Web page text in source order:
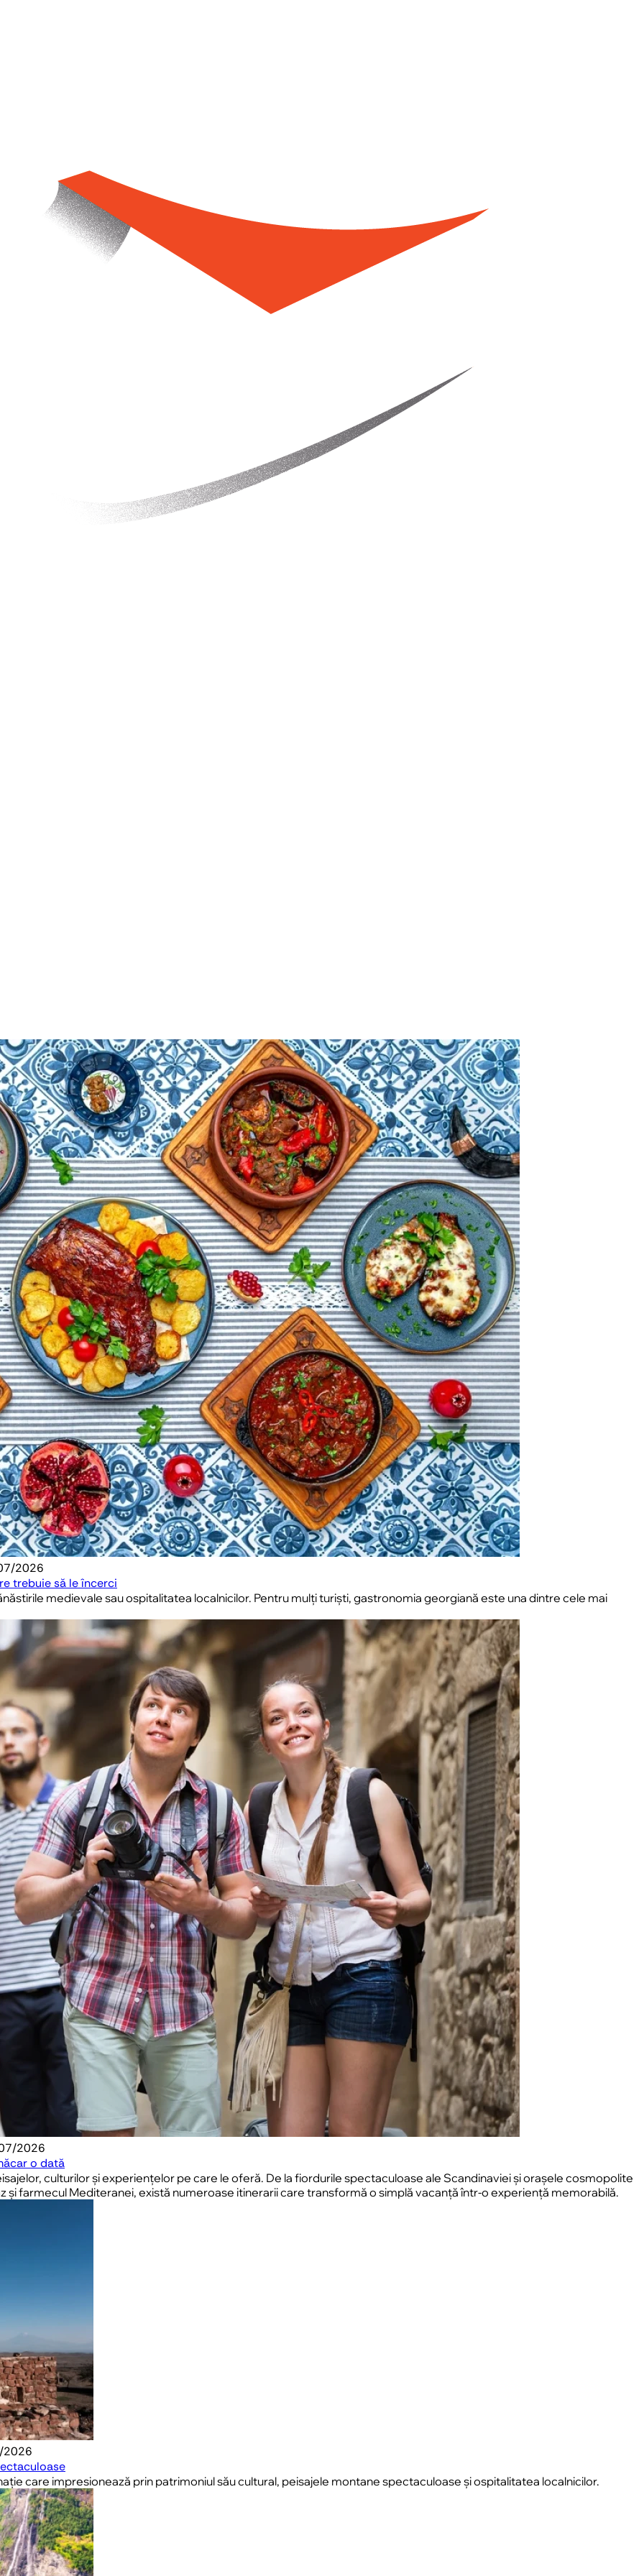
2026
trebuie să le încerci
medievale sau ospitalitatea localnicilor. Pentru mulți turiști, gastronomia georgiană este una dintre cele mai
2026
o dată
culturilor și experiențelor pe care le oferă. De la fiordurile spectaculoase ale Scandinaviei și orașele cosmopolite
și farmecul Mediteranei, există numeroase itinerarii care transformă o simplă vacanță într-o experiență memorabilă.
2026
care impresionează prin patrimoniul său cultural, peisajele montane spectaculoase și ospitalitatea localnicilor.